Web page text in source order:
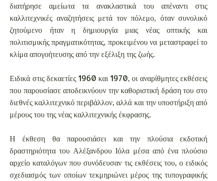
διατήρησε αμείωτα τα ανακλαστικά του απέναντι στις
καλλιτεχνικές αναζητήσεις μετά τον πόλεμο, όταν συνολικό
ζητούμενο ήταν η δημιουργία μιας νέας οπτικής και
πολιτισμικής πραγματικότητας, προκειμένου να μεταστραφεί το
κλίμα απογοήτευσης από την εξέλιξη της ζωής.
Ειδικά στις δεκαετίες 1960 και 1970, οι αναρίθμητες εκθέσεις
που παρουσίασε αποδεικνύουν την καθοριστική δράση του στο
διεθνές καλλιτεχνικό περιβάλλον, αλλά και την υποστήριξη από
μέρους του της νέας καλλιτεχνικής έκφρασης.
Η έκθεση θα παρουσιάσει και την πλούσια εκδοτική
δραστηριότητα του Αλέξανδρου Ιόλα μέσα από ένα πλούσιο
αρχείο καταλόγων που συνόδευσαν τις εκθέσεις του, ο ειδικός
σχεδιασμός των οποίων τεκμηριώνει μέρος της τυπογραφικής